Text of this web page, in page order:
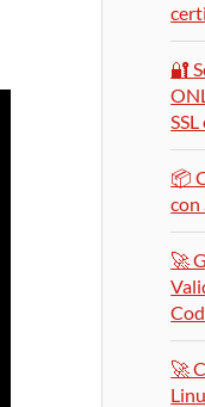
🔐
📦
con
🚀
🚀